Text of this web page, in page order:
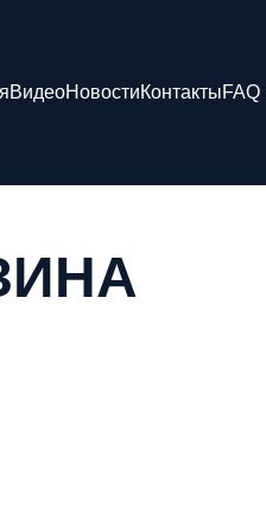
ВидеоНовостиКонтактыFAQ